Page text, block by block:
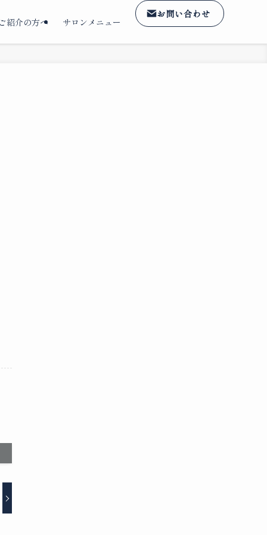
紹介の方へ サロンメニュー
お問い合わせ